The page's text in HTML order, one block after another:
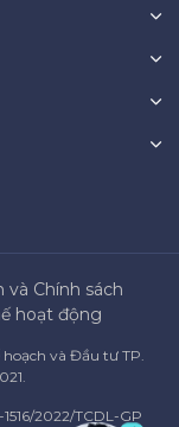
và Chính sách
hoạt động
và Đầu tư TP.
2022/TCDL-GP